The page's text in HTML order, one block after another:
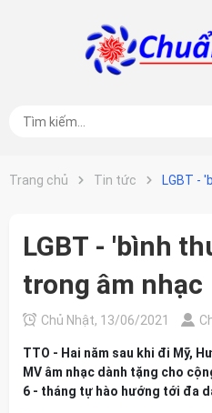
Trang chủ Tin tức LGBT -
LGBT - 'bình
trong âm nhạc
Chủ Nhật, 13/06/2021
TTO - Hai năm sau khi đi Mỹ,
MV âm nhạc dành tặng cho
6 - tháng tự hào hướng tới đa